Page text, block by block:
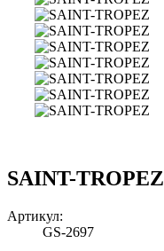
SAINT-TROPEZ
Артикул:
GS-2697